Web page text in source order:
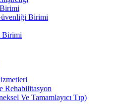
Birimi
Birimi
Rehabilitasyon
Ve Tamamlayıcı Tıp)